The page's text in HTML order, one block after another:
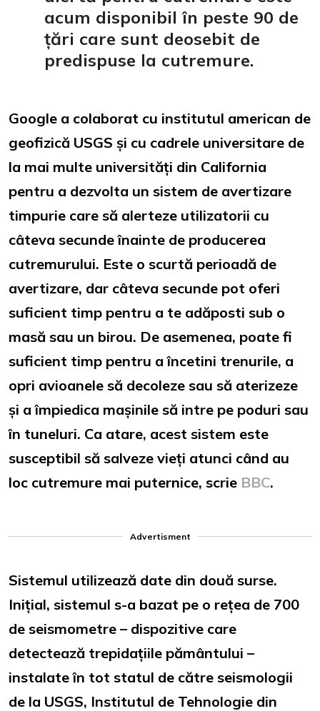
acum disponibil în peste 90 de
țări care sunt deosebit de
predispuse la cutremure.
Google a colaborat cu institutul american de
geofizică USGS și cu cadrele universitare de
la mai multe universități din California
pentru a dezvolta un sistem de avertizare
timpurie care să alerteze utilizatorii cu
câteva secunde înainte de producerea
cutremurului. Este o scurtă perioadă de
avertizare, dar câteva secunde pot oferi
suficient timp pentru a te adăposti sub o
masă sau un birou. De asemenea, poate fi
suficient timp pentru a încetini trenurile, a
opri avioanele să decoleze sau să aterizeze
și a împiedica mașinile să intre pe poduri sau
în tuneluri. Ca atare, acest sistem este
susceptibil să salveze vieți atunci când au
loc cutremure mai puternice, scrie BBC.
Advertisment
Sistemul utilizează date din două surse.
Inițial, sistemul s-a bazat pe o rețea de 700
de seismometre – dispozitive care
detectează trepidațiile pământului –
instalate în tot statul de către seismologii
de la USGS, Institutul de Tehnologie din